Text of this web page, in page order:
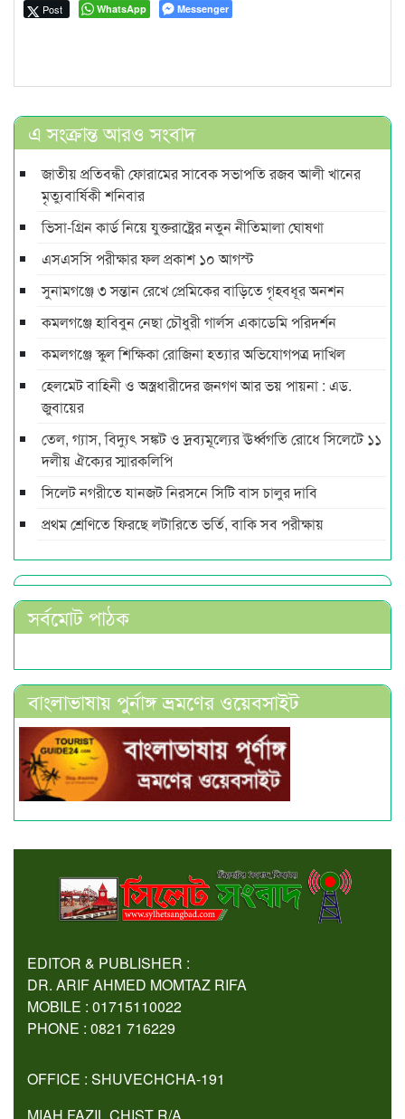
Post WhatsApp Messenger
এ সংক্রান্ত আরও সংবাদ
জাতীয় প্রতিবন্ধী ফোরামের সাবেক সভাপতি রজব আলী খানের
মৃত্যুবার্ষিকী শনিবার
ভিসা-গ্রিন কার্ড নিয়ে যুক্তরাষ্ট্রের নতুন নীতিমালা ঘোষণা
এসএসসি পরীক্ষার ফল প্রকাশ ১০ আগস্ট
সুনামগঞ্জে ৩ সন্তান রেখে প্রেমিকের বাড়িতে গৃহবধূর অনশন
কমলগঞ্জে হাবিবুন নেছা চৌধুরী গার্লস একাডেমি পরিদর্শন
কমলগঞ্জে স্কুল শিক্ষিকা রোজিনা হত্যার অভিযোগপত্র দাখিল
হেলমেট বাহিনী ও অস্ত্রধারীদের জনগণ আর ভয় পায়না : এড.
জুবায়ের
তেল, গ্যাস, বিদ্যুৎ সঙ্কট ও দ্রব্যমূল্যের ঊর্ধ্বগতি রোধে সিলেটে ১১
দলীয় ঐক্যের স্মারকলিপি
সিলেট নগরীতে যানজট নিরসনে সিটি বাস চালুর দাবি
প্রথম শ্রেণিতে ফিরছে লটারিতে ভর্তি, বাকি সব পরীক্ষায়
সর্বমোট পাঠক
বাংলাভাষায় পুর্নাঙ্গ ভ্রমণের ওয়েবসাইট
EDITOR & PUBLISHER :
DR. ARIF AHMED MOMTAZ RIFA
MOBILE : 01715110022
PHONE : 0821 716229
OFFICE : SHUVECHCHA-191